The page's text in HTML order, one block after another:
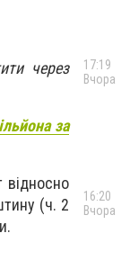
через
за
відносно
(ч. 2
17:19
Вчора
16:20
Вчора